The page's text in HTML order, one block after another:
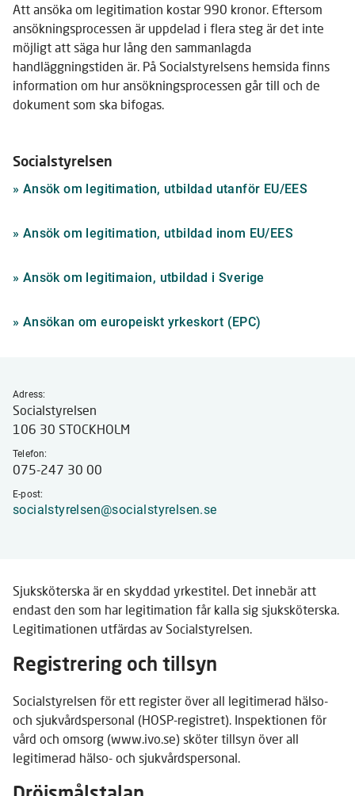
Att ansöka om legitimation kostar 990 kronor. Eftersom
ansökningsprocessen är uppdelad i flera steg är det inte
möjligt att säga hur lång den sammanlagda
handläggningstiden är. På Socialstyrelsens hemsida finns
information om hur ansökningsprocessen går till och de
dokument som ska bifogas.
Socialstyrelsen
» Ansök om legitimation, utbildad utanför EU/EES
» Ansök om legitimation, utbildad inom EU/EES
» Ansök om legitimaion, utbildad i Sverige
» Ansökan om europeiskt yrkeskort (EPC)
Adress:
Socialstyrelsen
106 30 STOCKHOLM
Telefon:
075-247 30 00
E-post:
socialstyrelsen@socialstyrelsen.se
Sjuksköterska är en skyddad yrkestitel. Det innebär att
endast den som har legitimation får kalla sig sjuksköterska.
Legitimationen utfärdas av Socialstyrelsen.
Registrering och tillsyn
Socialstyrelsen för ett register över all legitimerad hälso-
och sjukvårdspersonal (HOSP-registret). Inspektionen för
vård och omsorg (www.ivo.se) sköter tillsyn över all
legitimerad hälso- och sjukvårdspersonal.